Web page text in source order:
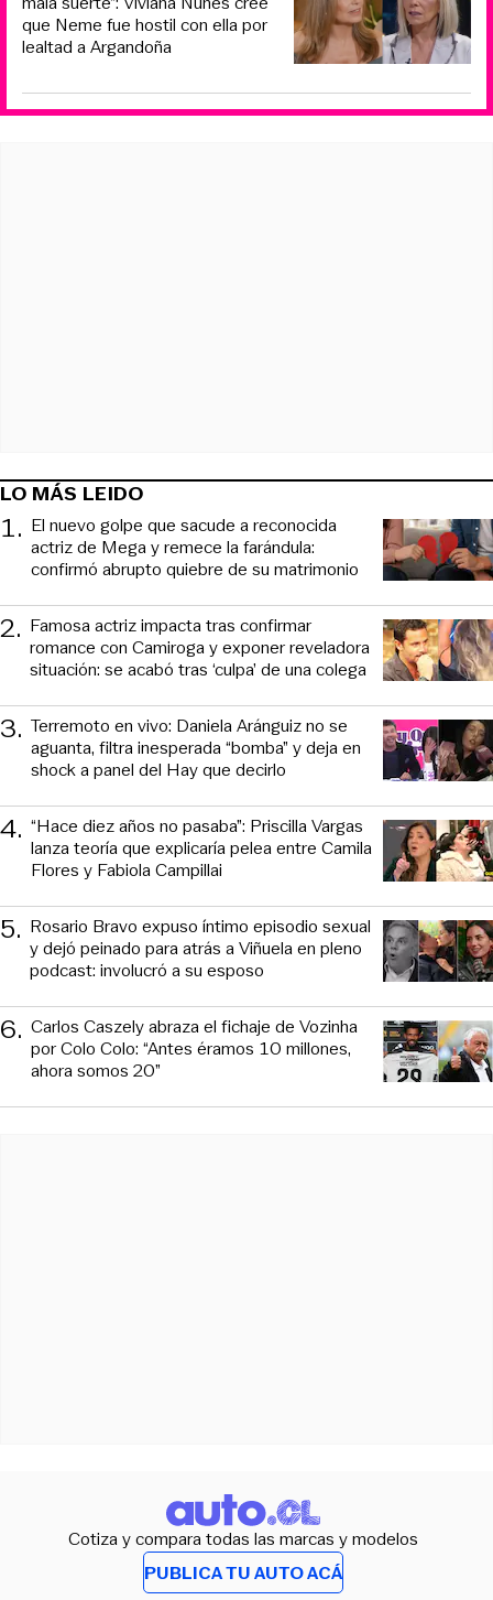
que Neme fue hostil con ella por
lealtad a Argandoña
LO MÁS LEIDO
1. El nuevo golpe que sacude a reconocida
actriz de Mega y remece la farándula:
confirmó abrupto quiebre de su matrimonio
2. Famosa actriz impacta tras confirmar
romance con Camiroga y exponer reveladora
situación: se acabó tras ‘culpa’ de una colega
3. Terremoto en vivo: Daniela Aránguiz no se
aguanta, filtra inesperada “bomba” y deja en
shock a panel del Hay que decirlo
4. “Hace diez años no pasaba”: Priscilla Vargas
lanza teoría que explicaría pelea entre Camila
Flores y Fabiola Campillai
5. Rosario Bravo expuso íntimo episodio sexual
y dejó peinado para atrás a Viñuela en pleno
podcast: involucró a su esposo
6. Carlos Caszely abraza el fichaje de Vozinha
por Colo Colo: “Antes éramos 10 millones,
ahora somos 20”
Cotiza y compara todas las marcas y modelos
PUBLICA TU AUTO ACÁ